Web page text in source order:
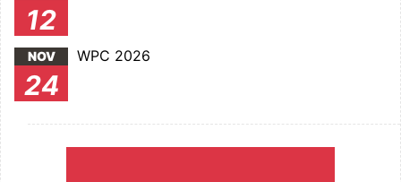
12
NOV
24
WPC 2026